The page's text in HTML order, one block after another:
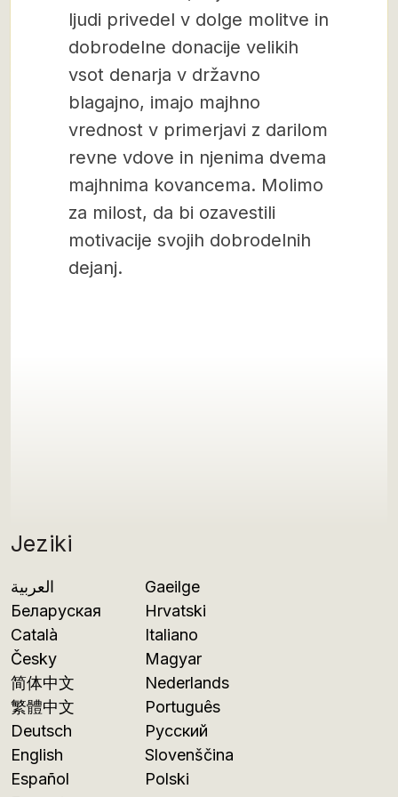
Jeziki
العربية
Беларуская
Català
Česky
简体中文
繁體中文
Deutsch
English
Español
Gaeilge
Hrvatski
Italiano
Magyar
Nederlands
Português
Русский
Slovenščina
Polski
ljudi privedel v dolge molitve in
dobrodelne donacije velikih
vsot denarja v državno
blagajno, imajo majhno
vrednost v primerjavi z darilom
revne vdove in njenima dvema
majhnima kovancema. Molimo
za milost, da bi ozavestili
motivacije svojih dobrodelnih
dejanj.